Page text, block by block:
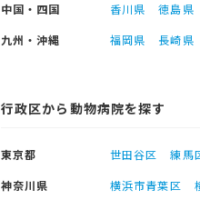
中国・四国
香川県 徳島県
九州・沖縄
福岡県 長崎県
行政区から動物病院を探す
東京都 世田谷区 練馬
神奈川県
横浜市青葉区